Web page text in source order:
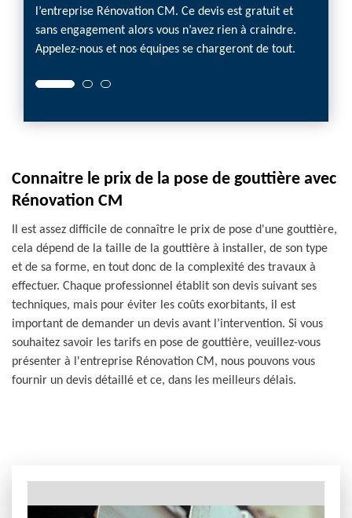
l’entreprise Rénovation CM. Ce devis est gratuit et
sans engagement alors vous n’avez rien à craindre.
Appelez-nous et nos équipes se chargeront de tout.
Connaitre le prix de la pose de gouttière avec
Rénovation CM
Il est assez difficile de connaître le prix de pose d'une gouttière,
cela dépend de la taille de la gouttière à installer, de son type
et de sa forme, en tout donc de la complexité des travaux à
effectuer. Chaque professionnel établit son devis suivant ses
techniques, mais pour éviter les coûts exorbitants, il est
important de demander un devis avant l’intervention. Si vous
souhaitez savoir les tarifs en pose de gouttière, veuillez-vous
présenter à l'entreprise Rénovation CM, nous pouvons vous
fournir un devis détaillé et ce, dans les meilleurs délais.